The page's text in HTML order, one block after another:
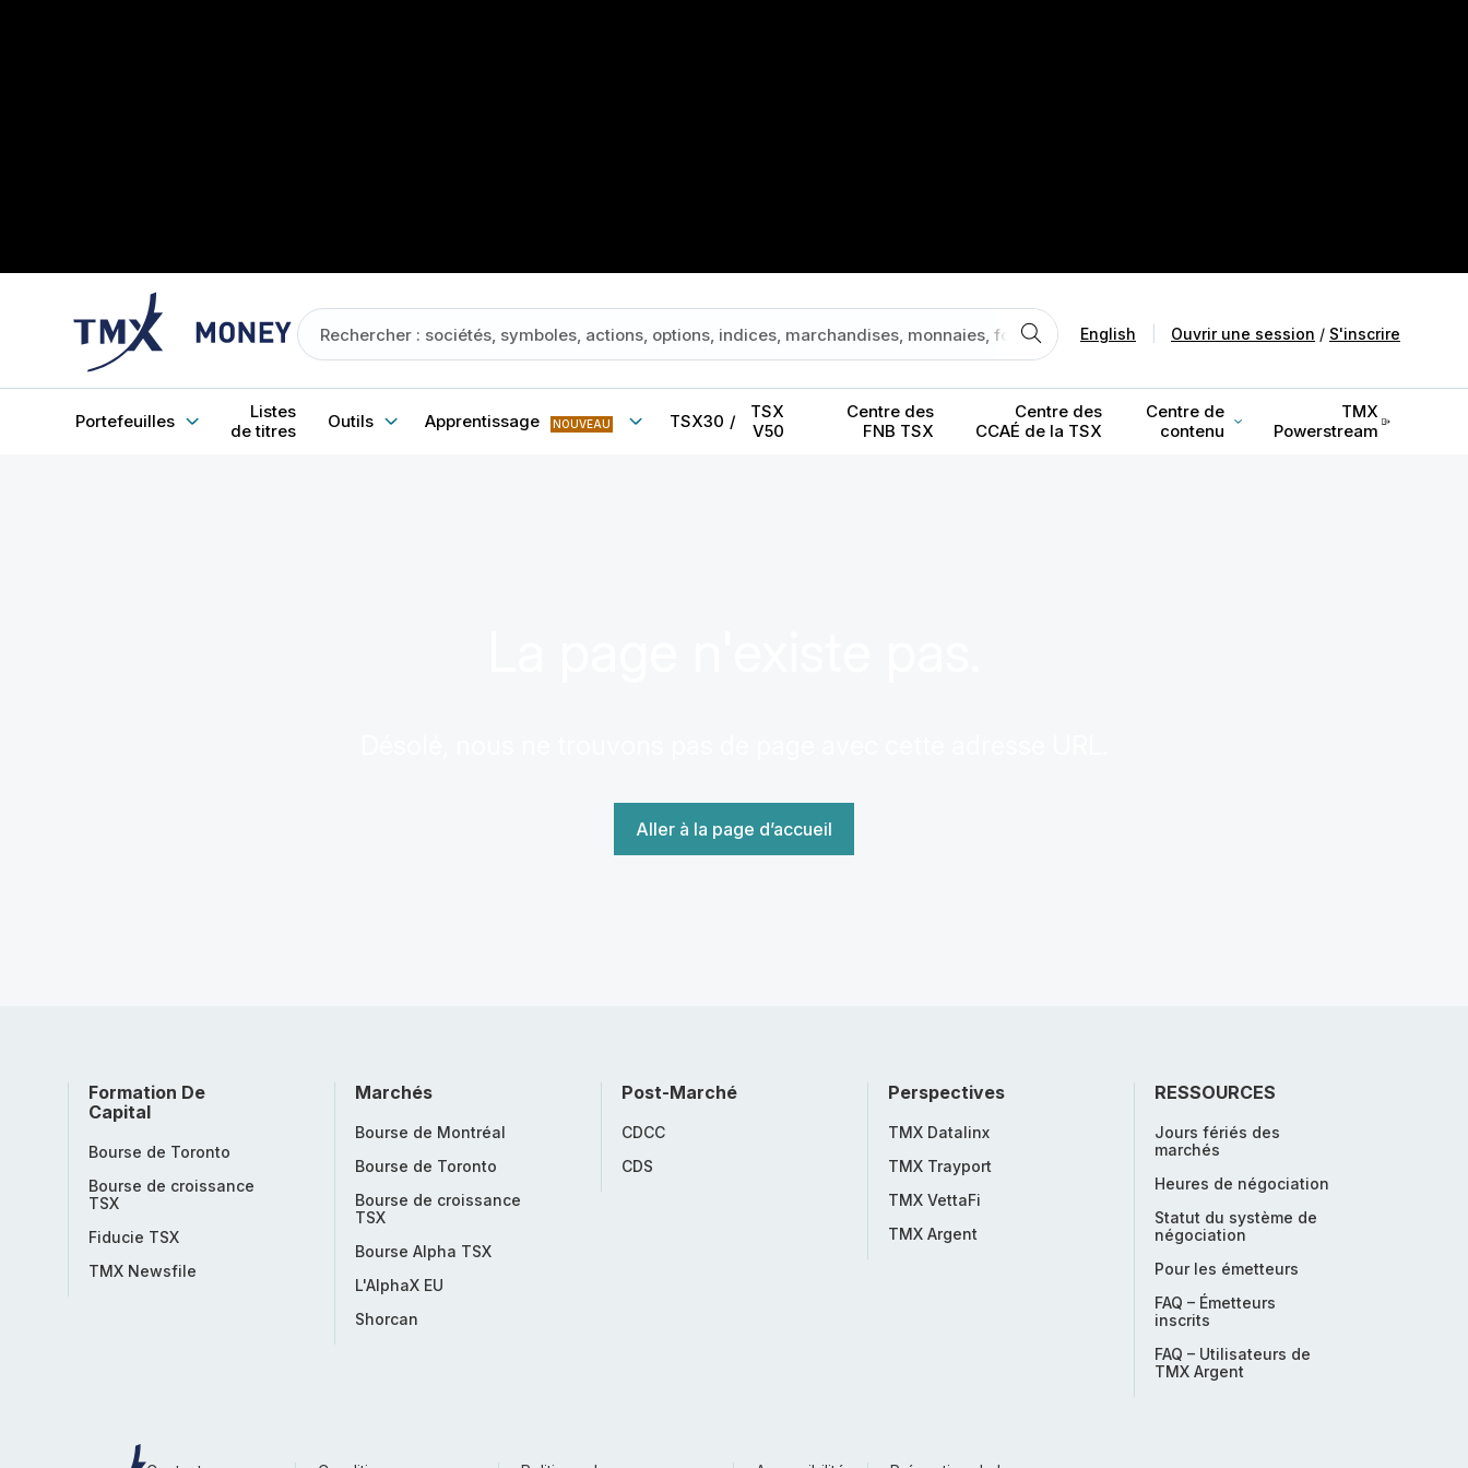
English Ouvrir une session / S'inscrire
Portefeuilles
Listes
de titres
Outils Apprentissage NOUVEAU TSX30 /
TSX
V50
Centre des
FNB TSX
Centre des
CCAÉ de la TSX
Centre de
contenu
TMX
Powerstream
Aller à la page d’accueil
Formation De
Capital
Bourse de Toronto
Bourse de croissance
TSX
Fiducie TSX
TMX Newsfile
Marchés
Bourse de Montréal
Bourse de Toronto
Bourse de croissance
TSX
Bourse Alpha TSX
L'AlphaX EU
Shorcan
Post-Marché
CDCC
CDS
Perspectives
TMX Datalinx
TMX Trayport
TMX VettaFi
TMX Argent
RESSOURCES
Jours fériés des
marchés
Heures de négociation
Statut du système de
négociation
Pour les émetteurs
FAQ – Émetteurs
inscrits
FAQ – Utilisateurs de
TMX Argent